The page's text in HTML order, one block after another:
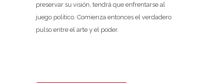
preservar su visión, tendrá que enfrentarse al
juego político. Comienza entonces el verdadero
pulso entre el arte y el poder.